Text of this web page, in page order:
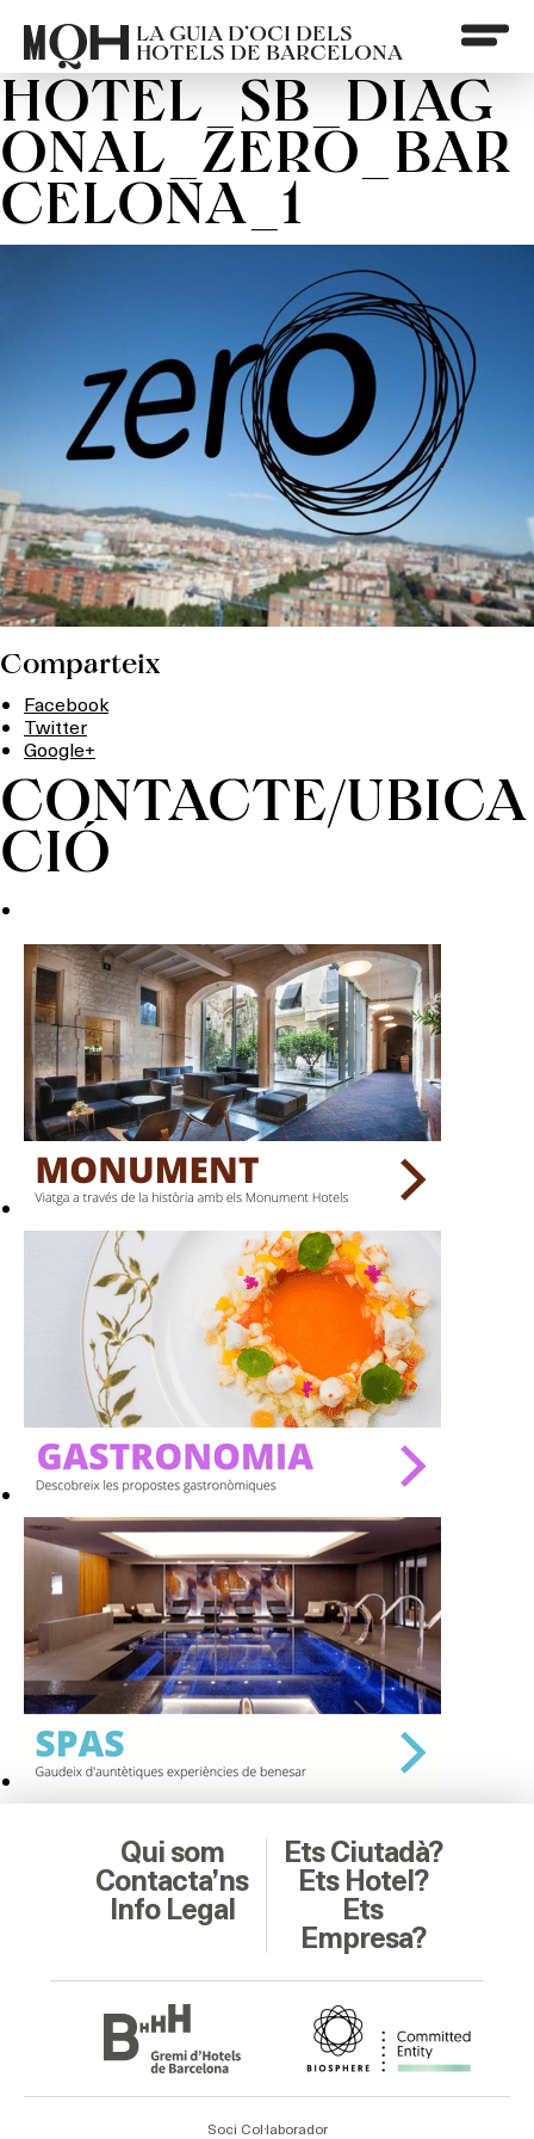
LA GUIA D’OCI DELS
HOTELS DE BARCELONA
HOTELS
TERRASSES
BARS
SPAS
RESTAURANTS
SALES
Activitats
On?
HOTEL_SB_DIAG
ONAL_ZERO_BAR
CELONA_1
Comparteix
Facebook
Twitter
Google+
CONTACTE/UBICA
CIÓ
Qui som
Contacta’ns
Info Legal
Ets Ciutadà?
Ets Hotel?
Ets
Empresa?
Soci Col·laborador